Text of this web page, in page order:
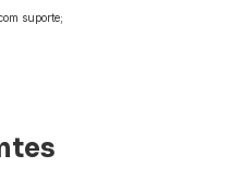
suporte;